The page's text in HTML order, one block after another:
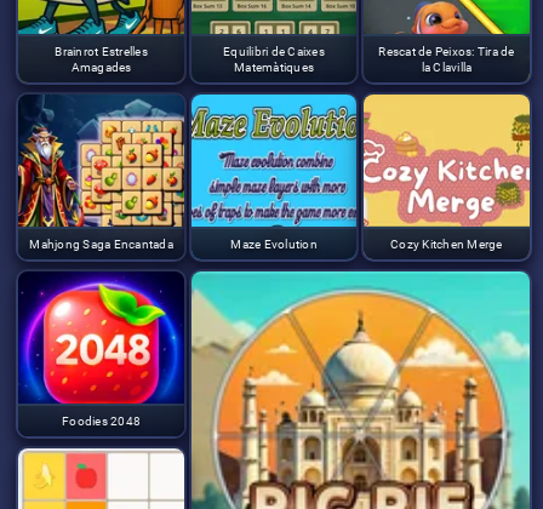
Brainrot Estrelles
Amagades
Equilibri de Caixes
Matemàtiques
Rescat de Peixos: Tira de
la Clavilla
Mahjong Saga Encantada Maze Evolution Cozy Kitchen Merge
Foodies 2048